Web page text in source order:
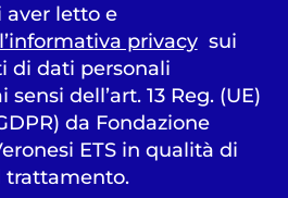
aver letto e
l’informativa privacysui
di dati personali
dell’art. 13 Reg. (UE)
da Fondazione
ETS in qualità di
trattamento.